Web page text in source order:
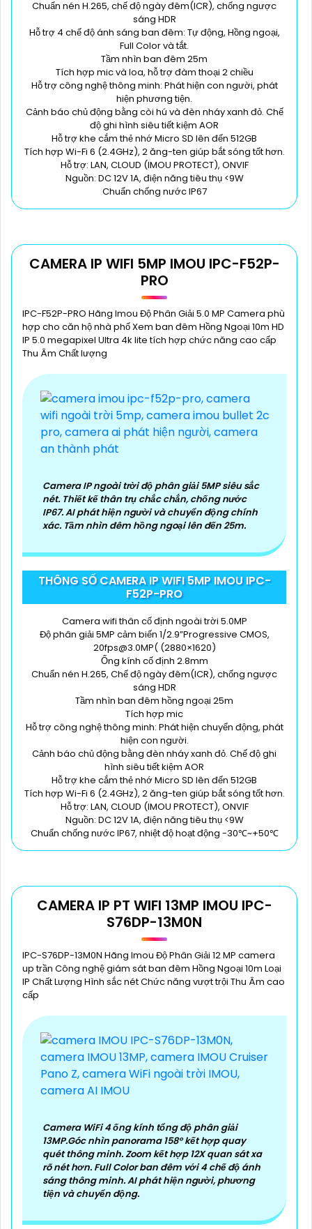
Chuẩn nén H.265, chế độ ngày đêm(ICR), chống ngược
sáng HDR
Hỗ trợ 4 chế độ ánh sáng ban đêm: Tự động, Hồng ngoại,
Full Color và tắt.
Tầm nhìn ban đêm 25m
Tích hợp mic và loa, hỗ trợ đàm thoại 2 chiều
Hỗ trợ công nghệ thông minh: Phát hiện con người, phát
hiện phương tiện.
Cảnh báo chủ động bằng còi hú và đèn nháy xanh đỏ. Chế
độ ghi hình siêu tiết kiệm AOR
Hỗ trợ khe cắm thẻ nhớ Micro SD lên đến 512GB
Tích hợp Wi-Fi 6 (2.4GHz), 2 ăng-ten giúp bắt sóng tốt hơn.
Hỗ trợ: LAN, CLOUD (IMOU PROTECT), ONVIF
Nguồn: DC 12V 1A, điện năng tiêu thụ <9W
Chuẩn chống nước IP67
CAMERA IP WIFI 5MP IMOU IPC-F52P-
PRO
IPC-F52P-PRO Hãng Imou Độ Phân Giải 5.0 MP Camera phù
hợp cho căn hộ nhà phố Xem ban đêm Hồng Ngoại 10m HD
IP 5.0 megapixel Ultra 4k lite tích hợp chức năng cao cấp
Thu Âm Chất lượng
Camera IP ngoài trời độ phân giải 5MP siêu sắc
nét. Thiết kế thân trụ chắc chắn, chống nước
IP67. AI phát hiện người và chuyển động chính
xác. Tầm nhìn đêm hồng ngoại lên đến 25m.
THÔNG SỐ CAMERA IP WIFI 5MP IMOU IPC-
F52P-PRO
Camera wifi thân cố định ngoài trời 5.0MP
Độ phân giải 5MP cảm biến 1/2.9”Progressive CMOS,
20fps@3.0MP( (2880×1620)
Ống kính cố định 2.8mm
Chuẩn nén H.265, Chế độ ngày đêm(ICR), chống ngược
sáng HDR
Tầm nhìn ban đêm hồng ngoại 25m
Tích hợp mic
Hỗ trợ công nghệ thông minh: Phát hiện chuyển động, phát
hiện con người.
Cảnh báo chủ động bằng đèn nháy xanh đỏ. Chế độ ghi
hình siêu tiết kiệm AOR
Hỗ trợ khe cắm thẻ nhớ Micro SD lên đến 512GB
Tích hợp Wi-Fi 6 (2.4GHz), 2 ăng-ten giúp bắt sóng tốt hơn.
Hỗ trợ: LAN, CLOUD (IMOU PROTECT), ONVIF
Nguồn: DC 12V 1A, điện năng tiêu thụ <9W
Chuẩn chống nước IP67, nhiệt độ hoạt động -30℃~+50℃
CAMERA IP PT WIFI 13MP IMOU IPC-
S76DP-13M0N
IPC-S76DP-13M0N Hãng Imou Độ Phân Giải 12 MP camera
up trần Công nghệ giám sát ban đêm Hồng Ngoại 10m Loại
IP Chất Lượng Hình sắc nét Chức năng vượt trội Thu Âm cao
cấp
Camera WiFi 4 ống kính tổng độ phân giải
13MP.Góc nhìn panorama 158° kết hợp quay
quét thông minh. Zoom kết hợp 12X quan sát xa
rõ nét hơn. Full Color ban đêm với 4 chế độ ánh
sáng thông minh. AI phát hiện người, phương
tiện và chuyển động.